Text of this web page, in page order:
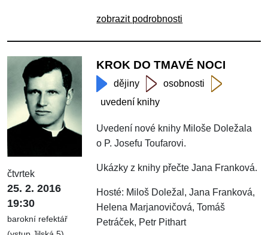
zobrazit podrobnosti
čtvrtek
25. 2. 2016
19:30
barokní refektář
KROK DO TMAVÉ NOCI
dějiny
osobnosti
uvedení knihy
Uvedení nové knihy Miloše Doležala
o P. Josefu Toufarovi.
Ukázky z knihy přečte Jana Franková.
Hosté: Miloš Doležal, Jana Franková,
Helena Marjanovičová, Tomáš
Petráček, Petr Pithart